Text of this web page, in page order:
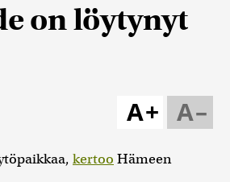
on löytynyt
A–
A+
kertoo Hämeen